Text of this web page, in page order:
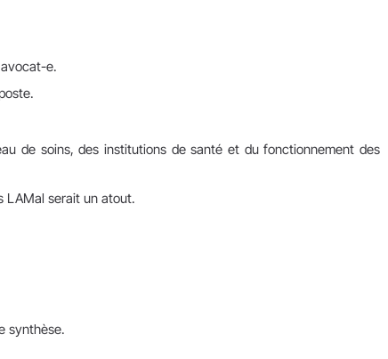
e.
de soins, des institutions de santé et du fonctionnement des
LAMal serait un atout.
synthèse.